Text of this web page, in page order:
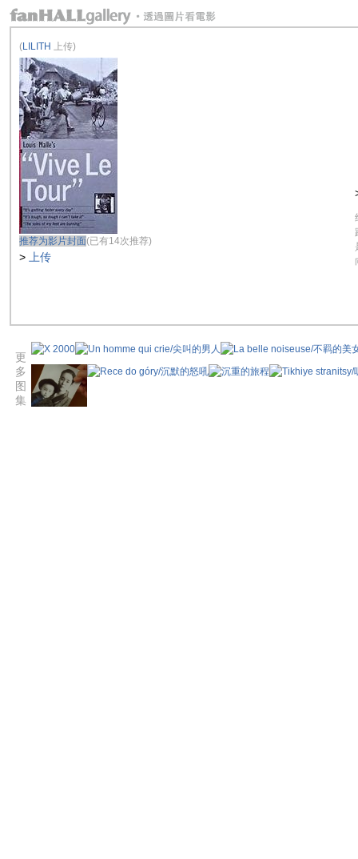
(LILITH 上传)
推荐为影片封面(已有14次推荐)
> 上传
更
多
图
集